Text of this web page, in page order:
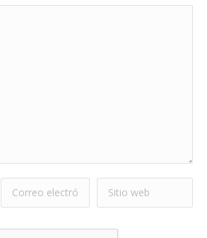
Correo electrónico
*
Sitio web